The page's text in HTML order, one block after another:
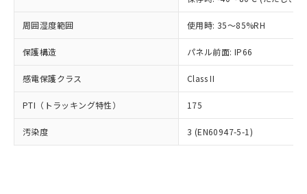
周囲湿度範囲 使用時: 35～85%RH
保護構造 パネル前面: IP66
感電保護クラス Class II
PTI（トラッキング特性） 175
汚染度 3 (EN60947-5-1)
ムロン制御機器販売店・当社販売員に
オムロン制御機器販売店や当社販売拠
販売ネットワーク
」をご確認
ください。
在庫状況および標準価格結果を当社の
事前の承諾なく第三者に漏洩または開
示しないようお願いします。
マイパーツ機能（部品リスト作成サー
ビス）をご利用いただくには、I-Web
（DBP） 1000ppm以下、フタル酸ジイソブチル
但し、RoHS指令で産業用監視および制御機器に対する
フタル酸エステル類の４物質については閾値を超える意
図的な使用がないことを確認しています。
※2 対応予定月
部品在庫の切り替え状況などにより、予定
月が前後することがあります。
DEHP(フタル酸ビス(2-エチルヘキシル)) : 1000ppm
「ｅ」：有害物質（10物質）のすべてが基
準値以下であることを示します。
「10」：通常の使用状況下において有害物
質が外部に漏えいし、環境に深刻な影響を
いよう必要な手段を講じます。
当社は貴社製品を、核兵器、ミサイ
ル、化学兵器、生物兵器またはその他
武器並びにこれらの製造装置等に一切
当社は、貴社製品を第三者に販売する
場合は、上記1、2および3の内容を当
該第三者に通知します。また当社は、
販売先および販売に係わる関係者が違
法に輸出するおそれがある場合は、取
一定数には満たないが在庫あり
在庫なし(最新の在庫状況につ
いては、お客様のお取引先、ま
たはお客様担当のオムロン制御
機器販売店・当社販売員にご確
認ください)
白
受注生産機種、また在庫状況の
情報を公開していない機種